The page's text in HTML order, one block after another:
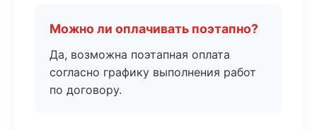
Можно ли оплачивать поэтапно?
Да, возможна поэтапная оплата
согласно графику выполнения работ
по договору.